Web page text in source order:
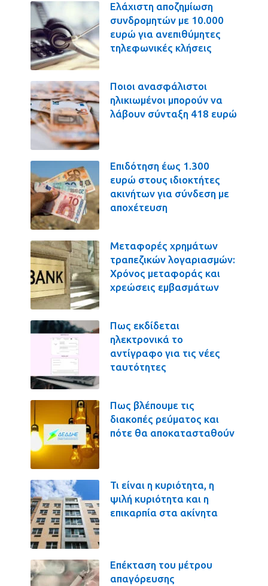
Ελάχιστη αποζημίωση
συνδρομητών με 10.000
ευρώ για ανεπιθύμητες
τηλεφωνικές κλήσεις
Ποιοι ανασφάλιστοι
ηλικιωμένοι μπορούν να
λάβουν σύνταξη 418 ευρώ
Επιδότηση έως 1.300
ευρώ στους ιδιοκτήτες
ακινήτων για σύνδεση με
αποχέτευση
Μεταφορές χρημάτων
τραπεζικών λογαριασμών:
Χρόνος μεταφοράς και
χρεώσεις εμβασμάτων
Πως εκδίδεται
ηλεκτρονικά το
αντίγραφο για τις νέες
ταυτότητες
Πως βλέπουμε τις
διακοπές ρεύματος και
πότε θα αποκατασταθούν
Τι είναι η κυριότητα, η
ψιλή κυριότητα και η
επικαρπία στα ακίνητα
Επέκταση του μέτρου
απαγόρευσης